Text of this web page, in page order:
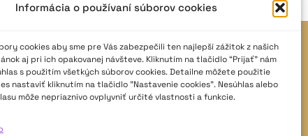
Informácia o používaní súborov cookies
cookies aby sme pre Vás zabezpečili ten najlepší zážitok z našich
aj pri ich opakovanej návšteve. Kliknutím na tlačidlo “Prijať” nám
s použitím všetkých súborov cookies. Detailne môžete použitie
nastaviť kliknutím na tlačidlo "Nastavenie cookies". Nesúhlas alebo
môže nepriaznivo ovplyvniť určité vlastnosti a funkcie.
JAVISKO
ISSN: 2730-1257
e-mail: javisko.noc@nocka.sk